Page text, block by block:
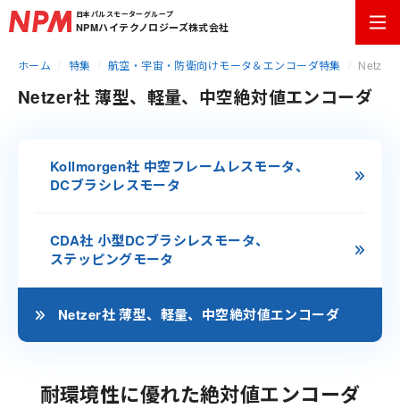
日本パルスモーターグループ
NPMハイテクノロジーズ株式会社
ホーム 特集 航空・宇宙・防衛向けモータ＆エンコーダ特集 Netzer
Netzer社 薄型、軽量、中空絶対値エンコーダ
Kollmorgen社 中空フレームレスモータ、
DCブラシレスモータ
CDA社 小型DCブラシレスモータ、
ステッピングモータ
Netzer社薄型、軽量、中空絶対値エンコーダ
耐環境性に優れた絶対値エンコーダ